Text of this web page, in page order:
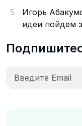
5
Игорь
идеи пойдем